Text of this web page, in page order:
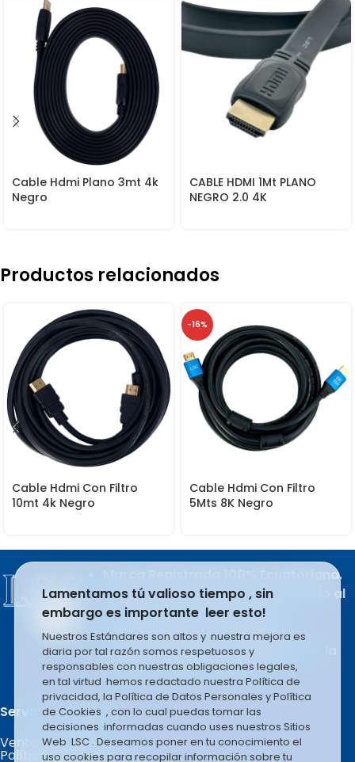
Cable Hdmi Plano 3mt 4k
Negro
CABLE HDMI 1Mt PLANO
NEGRO 2.0 4K
Productos relacionados
Cable Hdmi Con Filtro
10mt 4k Negro
-16%
Cable Hdmi Con Filtro
5Mts 8K Negro
Marca Registrada 100% Ecuatoriana.
Producto del esfuerzo apasionado al
trabajo de sus integrantes.
LSC COMPANY S.A se rige en la
filosofía basada en el liderazgo y la
mejora constante e infinita.
Servicio al Cliente.
Ventas por Mayor
Políticas de Garantía
Lamentamos tú valioso tiempo , sin
embargo es importante leer esto!
Nuestros Estándares son altos y nuestra mejora es
diaria por tal razón somos respetuosos y
responsables con nuestras obligaciones legales,
en tal virtud hemos redactado nuestra Política de
privacidad, la Política de Datos Personales y Política
de Cookies , con lo cual puedas tomar las
decisiones informadas cuando uses nuestros Sitios
Web LSC . Deseamos poner en tu conocimiento el
uso cookies para recopilar información sobre tu